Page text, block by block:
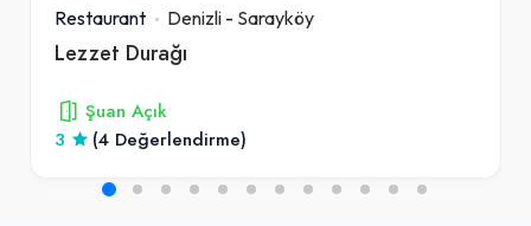
Restaurant Denizli - Sarayköy
Lezzet Durağı
Şuan Açık
3
(4 Değerlendirme)